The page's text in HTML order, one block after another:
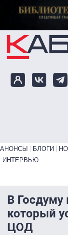
Перейти к
Primary links bottom
АНОНСЫ БЛОГИ
ИНТЕРВЬЮ
В Госдуму
который
ЦОД